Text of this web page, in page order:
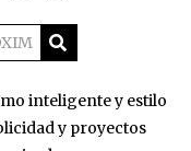
inteligente y estilo
y proyectos